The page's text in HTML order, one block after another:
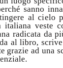
sanno
al cielo
italiana veste
radicata da
al libro,
grazie ad una